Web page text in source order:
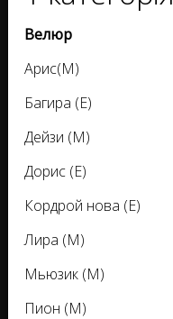
Велюр
Арис(М)
Багира (Е)
Дейзи (М)
Дорис (Е)
Кордрой нова (Е)
Лира (М)
Мьюзик (М)
Пион (М)